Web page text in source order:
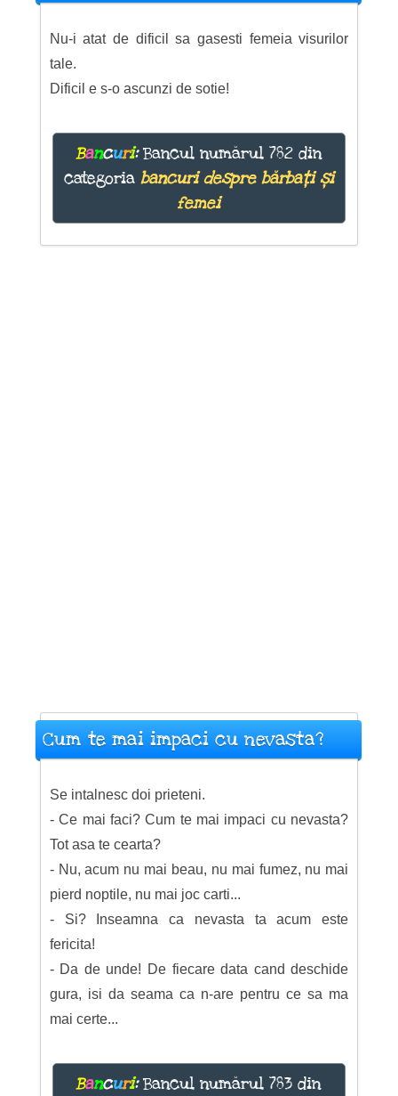
Nu-i atat de dificil sa gasesti femeia visurilor
tale.
Dificil e s-o ascunzi de sotie!
Bancuri:Bancul numărul 782 din
categoria bancuri despre bărbați și
femei
Cum te mai impaci cu nevasta?
Se intalnesc doi prieteni.
- Ce mai faci? Cum te mai impaci cu nevasta?
Tot asa te cearta?
- Nu, acum nu mai beau, nu mai fumez, nu mai
pierd noptile, nu mai joc carti...
- Si? Inseamna ca nevasta ta acum este
fericita!
- Da de unde! De fiecare data cand deschide
gura, isi da seama ca n-are pentru ce sa ma
mai certe...
Bancuri:Bancul numărul 783 din